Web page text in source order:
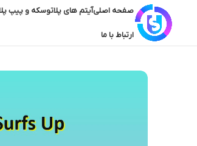
صفحه اصلیآیتم های پلاتوسکه و پیپ
ارتباط با ما